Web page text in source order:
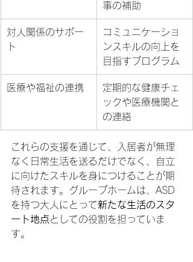
事の補助
対人関係のサポー
ト
コミュニケーショ
ンスキルの向上を
目指すプログラム
医療や福祉の連携
定期的な健康チェ
ックや医療機関と
の連絡
これらの支援を通じて、入居者が無理
なく日常生活を送るだけでなく、自立
に向けたスキルを身につけることが期
待されます。グループホームは、ASD
を持つ大人にとって新たな生活のスタ
ート地点としての役割を担っていま
す。